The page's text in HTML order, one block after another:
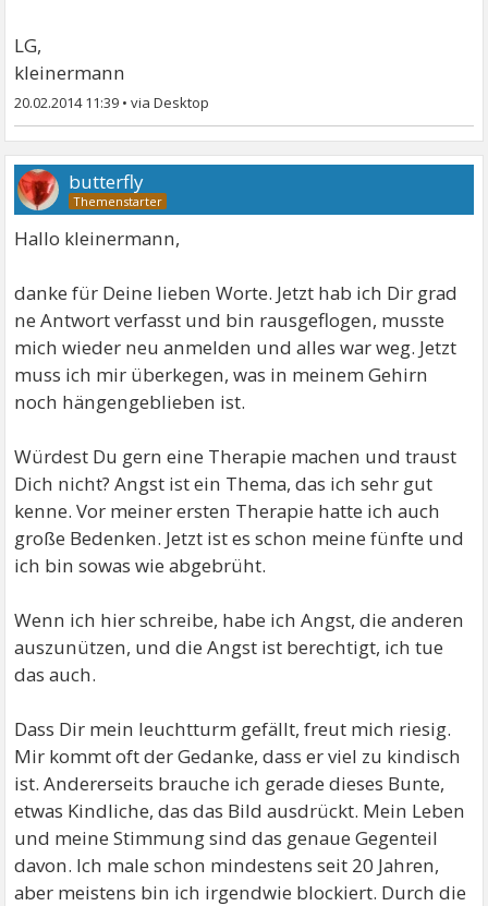
LG,
kleinermann
20.02.2014 11:39 •
butterfly
Hallo kleinermann,
danke für Deine lieben Worte. Jetzt hab ich Dir grad
ne Antwort verfasst und bin rausgeflogen, musste
mich wieder neu anmelden und alles war weg. Jetzt
muss ich mir überkegen, was in meinem Gehirn
noch hängengeblieben ist.
Würdest Du gern eine Therapie machen und traust
Dich nicht? Angst ist ein Thema, das ich sehr gut
kenne. Vor meiner ersten Therapie hatte ich auch
große Bedenken. Jetzt ist es schon meine fünfte und
ich bin sowas wie abgebrüht.
Wenn ich hier schreibe, habe ich Angst, die anderen
auszunützen, und die Angst ist berechtigt, ich tue
das auch.
Dass Dir mein leuchtturm gefällt, freut mich riesig.
Mir kommt oft der Gedanke, dass er viel zu kindisch
ist. Andererseits brauche ich gerade dieses Bunte,
etwas Kindliche, das das Bild ausdrückt. Mein Leben
und meine Stimmung sind das genaue Gegenteil
davon. Ich male schon mindestens seit 20 Jahren,
aber meistens bin ich irgendwie blockiert. Durch die